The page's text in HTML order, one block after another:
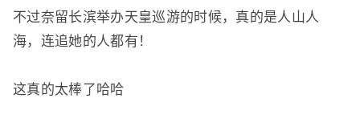
不过奈留长滨举办天皇巡游的时候，真的是人山人
海，连追她的人都有！
这真的太棒了哈哈